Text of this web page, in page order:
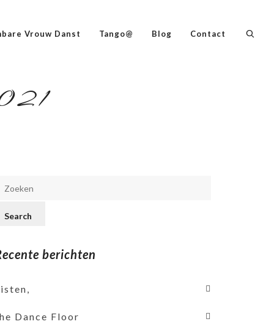
Vrouw Danst Tango@ Blog Contact
berichten
Dance Floor